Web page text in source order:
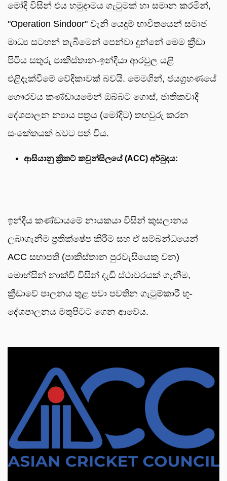
මෝදි විසින් එය හමුදාමය ගැටුමක් හා සමාන කරමින්,
"Operation Sindoor" වැනි යෙදුම් භාවිතයෙන් සමාජ
මාධ්‍ය සටහන් තැබීමෙන් පෙන්වා දුන්නේ මෙම ක්‍රීඩා
පිටිය සතුරු පාකිස්තාන-ඉන්දියා ආරවුල යළි
එළිදැක්වීමේ වේදිකාවක් බවයි. මෙමගින්, ජයග්‍රහණයේ
ගෞරවය කණ්ඩායමෙන් ඔබ්බට ගොස්, ජාතිකවාදී
දේශපාලන න්‍යාය පත්‍රය (මෝදිට) තහවුරු කරන
සංකේතයක් බවට පත් විය.
ආසියානු ක්‍රිකට් කවුන්සිලයේ (ACC) අර්බුදය:
ඉන්දීය කණ්ඩායමේ නායකයා විසින් කුසලානය
ලබාගැනීම ප්‍රතික්ෂේප කිරීම සහ ඒ සම්බන්ධයෙන්
ACC සභාපති (පාකිස්තාන පුරවැසියෙකු වන)
මොහ්සින් නාක්වි විසින් දැඩි ස්ථාවරයක් ගැනීම,
ක්‍රීඩාවේ පාලනය තුළ පවා පවතින ගැටුම්කාරී භූ-
දේශපාලනය මතුපිටට ගෙන ආවේය.